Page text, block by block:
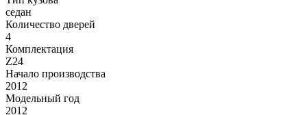
седан
Количество дверей
4
Комплектация
Z24
Начало производства
2012
Модельный год
2012